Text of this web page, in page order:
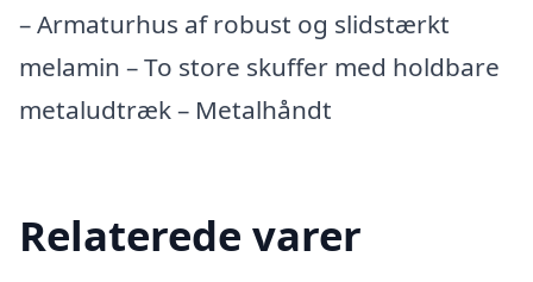
– Armaturhus af robust og slidstærkt
melamin – To store skuffer med holdbare
metaludtræk – Metalhåndt
Relaterede varer